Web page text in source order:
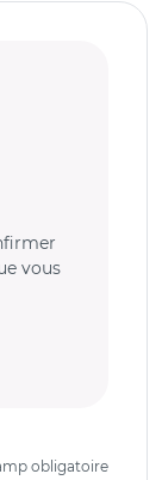
vous
obligatoire